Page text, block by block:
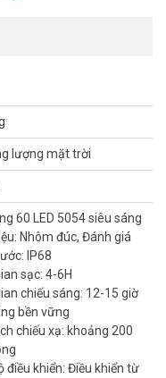
khiển ánh sáng
6V40w
khu vực nào?
khu vực dễ đọng nước
đèn hoạt động ổn định
chú ý cho công trình
đèn JD-Y600
lượng mặt trời
60 LED 5054 siêu sáng
Nhôm đúc, Đánh giá
IP68
sạc: 4-6H
chiếu sáng: 12-15 giờ
bền vững
chiếu xạ: khoảng 200
điều khiển: Điều khiển từ